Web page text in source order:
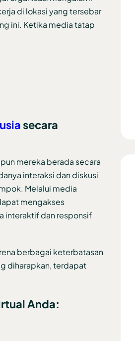
di lokasi yang tersebar
ini. Ketika media tatap
secara
mereka berada secara
interaksi dan diskusi
Melalui media
mengakses
interaktif dan responsif
berbagai keterbatasan
diharapkan, terdapat
Anda: